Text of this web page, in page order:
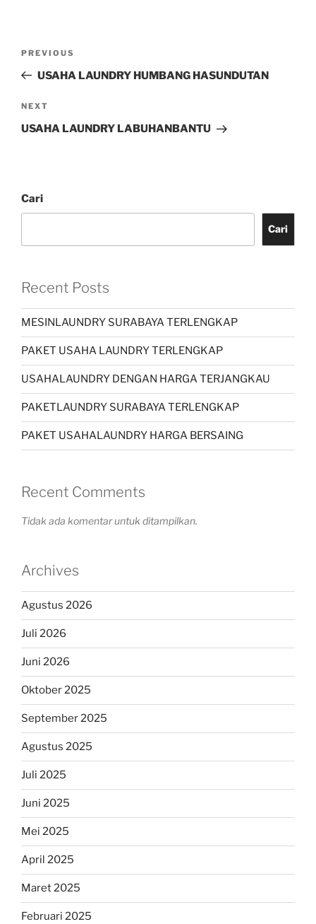
PREVIOUS
USAHA LAUNDRY HUMBANG HASUNDUTAN
NEXT
USAHA LAUNDRY LABUHANBANTU
Cari
Cari
Recent Posts
MESINLAUNDRY SURABAYA TERLENGKAP
PAKET USAHA LAUNDRY TERLENGKAP
USAHALAUNDRY DENGAN HARGA TERJANGKAU
PAKETLAUNDRY SURABAYA TERLENGKAP
PAKET USAHALAUNDRY HARGA BERSAING
Recent Comments
Tidak ada komentar untuk ditampilkan.
Archives
Agustus 2026
Juli 2026
Juni 2026
Oktober 2025
September 2025
Agustus 2025
Juli 2025
Juni 2025
Mei 2025
April 2025
Maret 2025
Februari 2025